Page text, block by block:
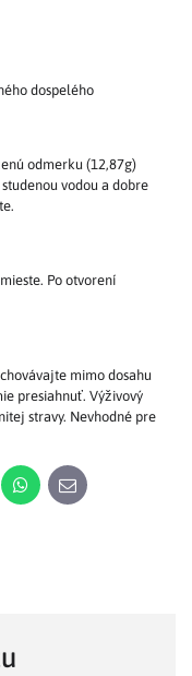
dospelého
odmerku (12,87g)
vodou a dobre
Po otvorení
mimo dosahu
presiahnuť. Výživový
stravy. Nevhodné pre
WhatsApp
E-
mail